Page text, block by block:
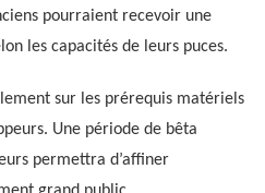
pourraient recevoir une
les capacités de leurs puces.
sur les prérequis matériels
Une période de bêta
permettra d’affiner